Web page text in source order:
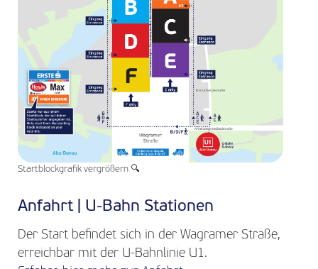
Startblockgrafik vergrößern 🔍
Anfahrt | U-Bahn Stationen
Der Start befindet sich in der Wagramer Straße,
erreichbar mit der U-Bahnlinie U1.